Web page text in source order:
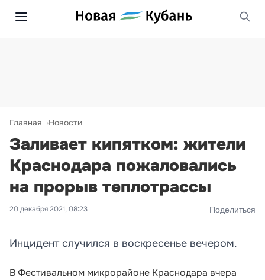
Главная Новости
Заливает кипятком: жители
Краснодара пожаловались
на прорыв теплотрассы
20 декабря 2021, 08:23 Поделиться
Инцидент случился в воскресенье вечером.
В Фестивальном микрорайоне Краснодара вчера